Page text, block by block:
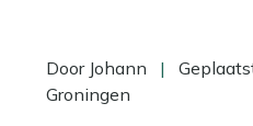
Door Johann |
Groningen